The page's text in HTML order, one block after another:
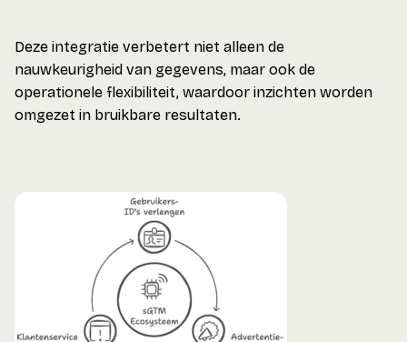
Deze integratie verbetert niet alleen de
nauwkeurigheid van gegevens, maar ook de
operationele flexibiliteit, waardoor inzichten worden
omgezet in bruikbare resultaten.